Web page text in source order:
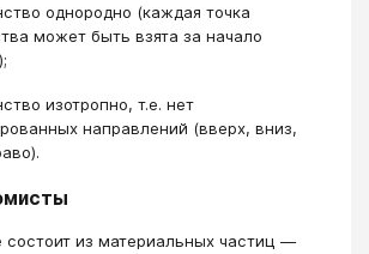
однородно (каждая точка
может быть взята за начало
изотропно, т.е. нет
направлений (вверх, вниз,
состоит из материальных частиц —